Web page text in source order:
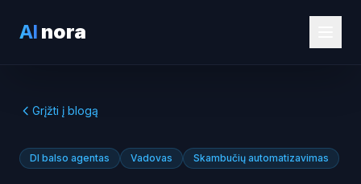
AI nora
Grįžti į blogą
DI balso agentas Vadovas Skambučių automatizavimas